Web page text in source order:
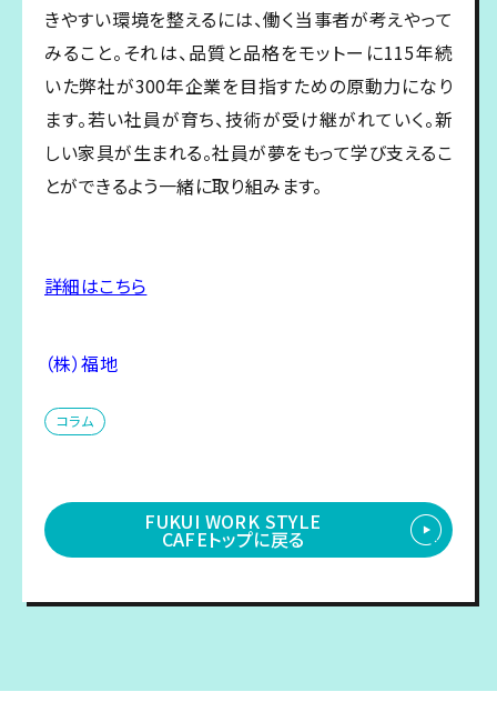
きやすい環境を整えるには、働く当事者が考えやって
みること。それは、品質と品格をモットーに115年続
いた弊社が300年企業を目指すための原動力になり
ます。若い社員が育ち、技術が受け継がれていく。新
しい家具が生まれる。社員が夢をもって学び支えるこ
とができるよう一緒に取り組みます。
詳細はこちら
（株）福地
コラム
FUKUI WORK STYLE
CAFEトップに戻る